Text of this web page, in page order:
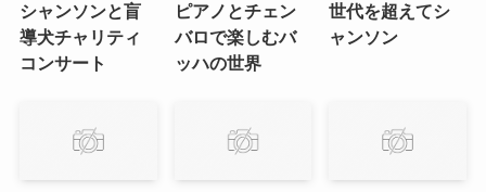
シャンソンと盲
導犬チャリティ
コンサート
ピアノとチェン
バロで楽しむバ
ッハの世界
世代を超えてシ
ャンソン